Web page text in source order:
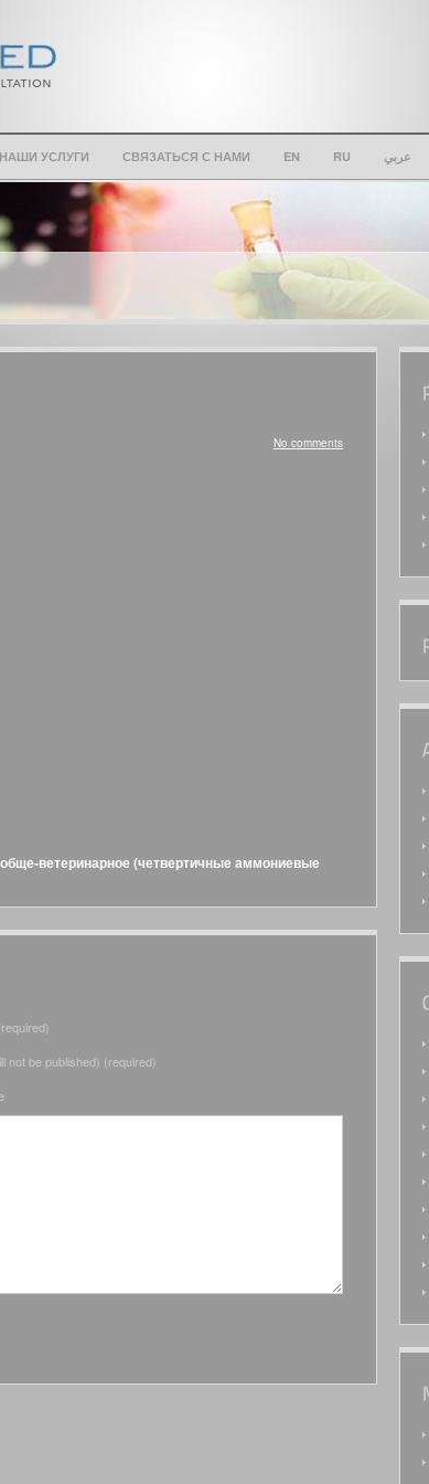
НАШИ УСЛУГИ СВЯЗАТЬСЯ С НАМИ EN RU عربي
No comments
ветеринарное (четвертичные аммониевые
not be published) (required)